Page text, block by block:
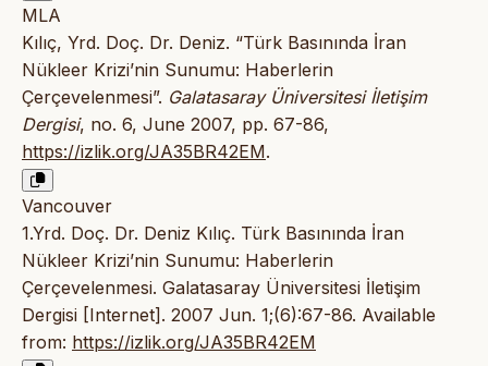
MLA
Kılıç, Yrd. Doç. Dr. Deniz. “Türk Basınında İran
Nükleer Krizi’nin Sunumu: Haberlerin
Çerçevelenmesi”. Galatasaray Üniversitesi İletişim
Dergisi, no. 6, June 2007, pp. 67-86,
https://izlik.org/JA35BR42EM.
Vancouver
1.Yrd. Doç. Dr. Deniz Kılıç. Türk Basınında İran
Nükleer Krizi’nin Sunumu: Haberlerin
Çerçevelenmesi. Galatasaray Üniversitesi İletişim
Dergisi [Internet]. 2007 Jun. 1;(6):67-86. Available
from: https://izlik.org/JA35BR42EM